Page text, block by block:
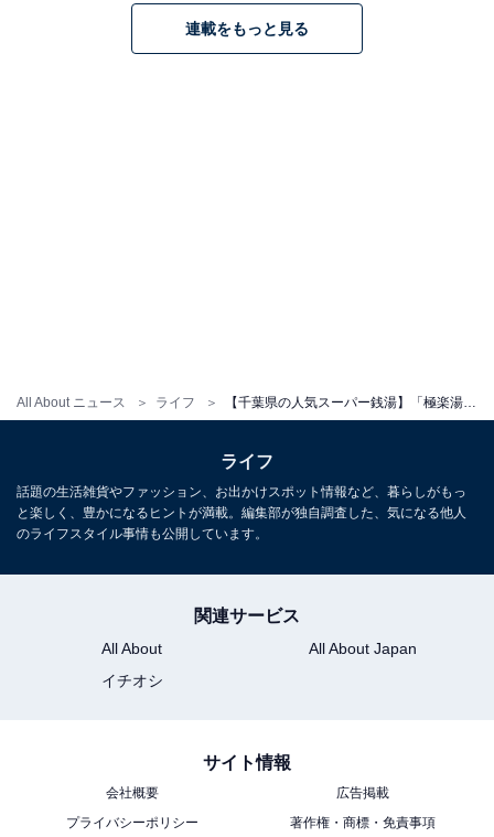
All About ニュース ライフ
【千葉県の人気スーパー銭湯】「東京湯楽城」
はエンタメ要素満載の温浴施設。大迫力の噴水
ショーも楽しめる
1 2
連載をもっと見る
ライフ
話題の生活雑貨やファッション、お出かけスポット情報など、暮らしがもっ
と楽しく、豊かになるヒントが満載。編集部が独自調査した、気になる他人
のライフスタイル事情も公開しています。
関連サービス
All About
All About Japan
イチオシ
サイト情報
会社概要
広告掲載
プライバシーポリシー
著作権・商標・免責事項